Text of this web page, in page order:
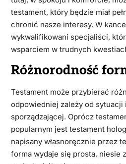
testament, który będzie miał
chronić nasze interesy. W
wykwalifikowani specjaliści,
wsparciem w trudnych
Różnorodność
Testament może przybierać
odpowiedniej zależy od
sporządzającej. Oprócz
popularnym jest testament
napisany własnoręcznie przez
forma wydaje się prosta, niesie